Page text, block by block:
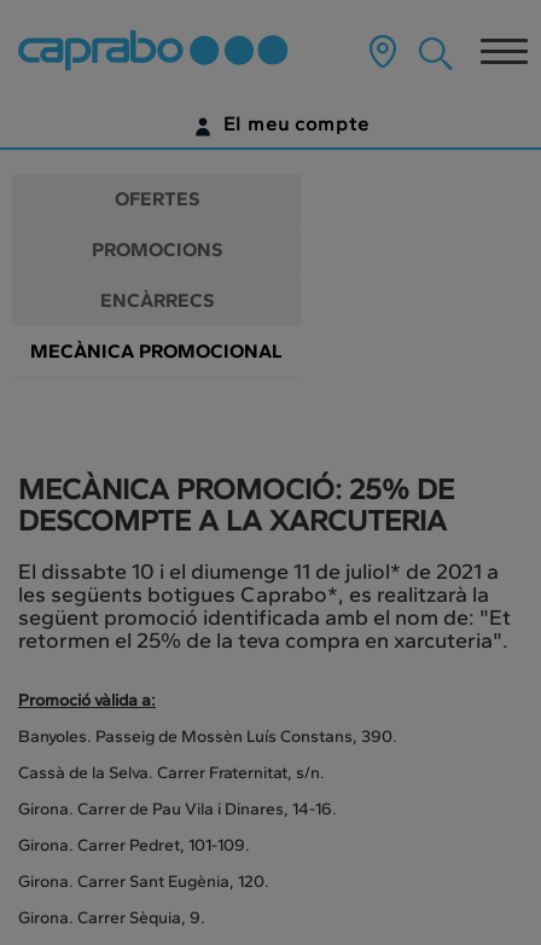
Promocions
descomptes
als
nostres
supermercats
contingut
pàgina
El meu compte
ENCARA NO TENS UN COMPTE DIGITAL?
OFERTES
PROMOCIONS
ENCÀRRECS
MECÀNICA PROMOCIONAL
MECÀNICA PROMOCIÓ: 25% DE
DESCOMPTE A LA XARCUTERIA
El dissabte 10 i el diumenge 11 de juliol* de 2021 a
les següents botigues Caprabo*, es realitzarà la
següent promoció identificada amb el nom de: "Et
retormen el 25% de la teva compra en xarcuteria".
Promoció vàlida a:
Banyoles. Passeig de Mossèn Luís Constans, 390.
Cassà de la Selva. Carrer Fraternitat, s/n.
Girona. Carrer de Pau Vila i Dinares, 14-16.
Girona. Carrer Pedret, 101-109.
Girona. Carrer Sant Eugènia, 120.
Girona. Carrer Sèquia, 9.